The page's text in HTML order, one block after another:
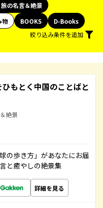
の名言＆絶景
物 BOOKS
D-Books
絞り込み条件を追加
もとく中国のことばと
絶景
の歩き方」があなたにお届
と癒やしの絶景集
詳細を見る